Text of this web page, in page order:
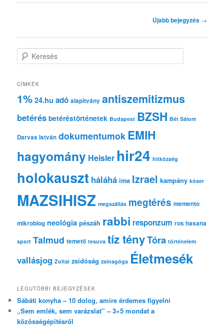
Újabb bejegyzés →
e
e
é
CÍMKÉK
1% 24.hu adó alapítvány antiszemitizmus
betérés betéréstörténetek Budapest BZSH Bét Sálom
Darvas István dokumentumok EMIH
hagyomány Heisler hir24 hitközség
holokauszt háláhá ima Izrael kampány kóser
MAZSIHISZ megszállás megtérés memento
mikroblog neológia pészáh rabbi responzum ros hasana
sport Talmud temető tesuva tíz tényTóra történelem
vallásjog Zoltai zsidóság zsinagóga Életmesék
LEGUTÓBBI BEJEGYZÉSEK
Sábáti konyha – 10 dolog, amire érdemes figyelni
„Sem emlék, sem varázslat” – 3×5 mondat a
közösségépítésről